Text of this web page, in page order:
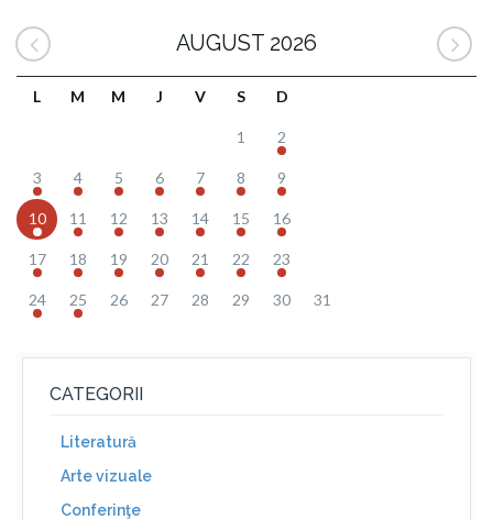
AUGUST 2026
L M M J V S D
1 2
3 4 5 6 7 8 9
10 11 12 13 14 15 16
17 18 19 20 21 22 23
24 25 26 27 28 29 30 31
CATEGORII
Literatură
Arte vizuale
Conferinţe